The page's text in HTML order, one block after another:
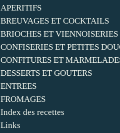
APERITIFS
BREUVAGES ET COCKTAILS
BRIOCHES ET VIENNOISERIES
CONFISERIES ET PETITES
CONFITURES ET
DESSERTS ET GOUTERS
ENTREES
FROMAGES
Index des recettes
Links